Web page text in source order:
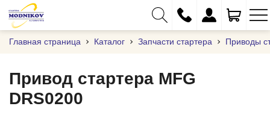
Главная страница Каталог Запчасти стартера Приводы
Привод стартера MFG
DRS0200